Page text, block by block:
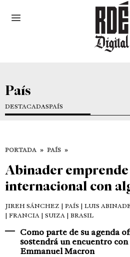
País
DESTACADASPAÍS
PORTADA » PAÍS »
Abinader
internacional con
JIREH SÁNCHEZ | PAÍS | LUIS
| FRANCIA | SUIZA | BRASIL
Como parte de su agenda
sostendrá un encuentro
Emmanuel Macron